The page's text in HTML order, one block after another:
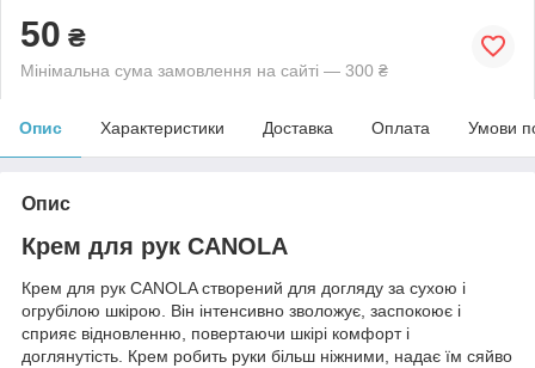
50 ₴
Мінімальна сума замовлення на сайті — 300 ₴
Опис Характеристики Доставка Оплата Умови
Опис
Крем для рук CANOLA
Крем для рук CANOLA створений для догляду за сухою і
огрубілою шкірою. Він інтенсивно зволожує, заспокоює і
сприяє відновленню, повертаючи шкірі комфорт і
доглянутість. Крем робить руки більш ніжними, надає їм сяйво